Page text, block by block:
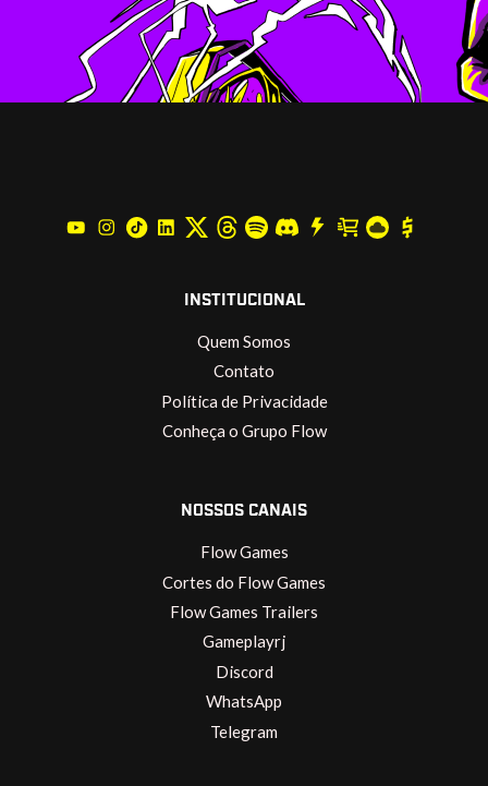
INSTITUCIONAL
Quem Somos
Contato
Política de Privacidade
Conheça o Grupo Flow
NOSSOS CANAIS
Flow Games
Cortes do Flow Games
Flow Games Trailers
Gameplayrj
Discord
WhatsApp
Telegram